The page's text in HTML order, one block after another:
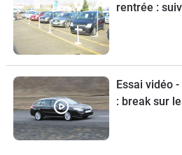
rentrée :
Essai vidéo
: break sur